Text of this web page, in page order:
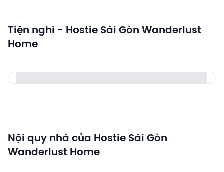
Tiện nghi - Hostie Sài Gòn Wanderlust
Home
Nội quy nhà của Hostie Sài Gòn
Wanderlust Home